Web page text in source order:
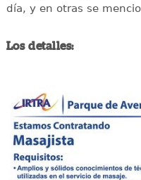
día, y en otras se
Los detalles: